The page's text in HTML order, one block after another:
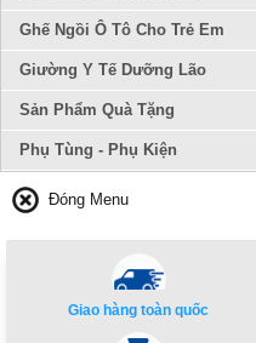
Ghế Ngồi Ô Tô Cho Trẻ Em
Giường Y Tế Dưỡng Lão
Sản Phẩm Quà Tặng
Phụ Tùng - Phụ Kiện
Đóng Menu
Giao hàng toàn quốc